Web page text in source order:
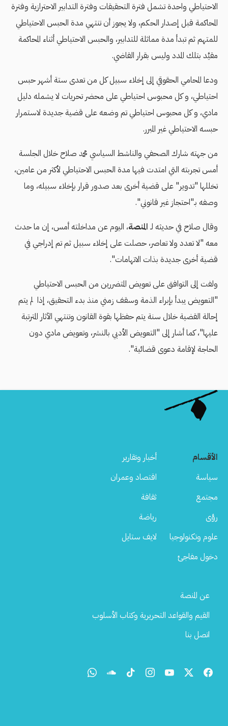
الاحتياطي واحدة تشمل فترة التحقيقات وفترة التدابير الاحترازية وفترة
المحاكمة قبل إصدار الحكم، ولا يجوز أن تنتهي مدة الحبس الاحتياطي
للمتهم ثم تبدأ مدة مماثلة للتدابير، والحبس الاحتياطي أثناء المحاكمة
مقيَّد بتلك المدد وليس بقرار القاضي.
ودعا المحامي الحقوقي إلى إخلاء سبيل كل من تعدى ستة أشهر حبس
احتياطي، و كل محبوس احتياطي على محضر تحريات لا يشمله دليل
مادي، و كل محبوس احتياطي تم وضعه على قضية جديدة لاستمرار
حبسه الاحتياطي غير المبرر.
من جهته شارك الصحفي والناشط السياسي محمد صلاح خلال الجلسة
أمس تجربته التي امتدت فيها مدة الحبس الاحتياطي لأكثر من عامين،
تخللها "تدوير" على قضية أخرى بعد صدور قرار بإخلاء سبيله، وما
وصفه بـ"احتجاز غير قانوني".
وقال صلاح في حديثه لـ المنصة، اليوم عن مداخلته أمس، إن ما حدث
معه "لا تعدد ولا تعاصر، حصلت على إخلاء سبيل ثم تم إدراجي في
قضية أخرى جديدة بذات الاتهامات".
ولفت إلى التوافق على تعويض المتضررين من الحبس الاحتياطي
"التعويض يبدأ بإبراء الذمة وسقف زمني منذ بدء التحقيق، إذا لم يتم
إحالة القضية خلال سنة يتم حفظها بقوة القانون وتنتهي الآثار المترتبة
عليها"، كما أشار إلى "التعويض الأدبي بالنشر، وتعويض مادي دون
الحاجة لإقامة دعوى قضائية".
الأقسام
أخبار وتقارير
سياسة
اقتصاد وعمران
مجتمع
ثقافة
رؤى
رياضة
علوم وتكنولوجيا
لايف ستايل
دخول مفاجئ
Footer
عن المنصة
القيم والقواعد التحريرية وكتاب الأسلوب
اتصل بنا